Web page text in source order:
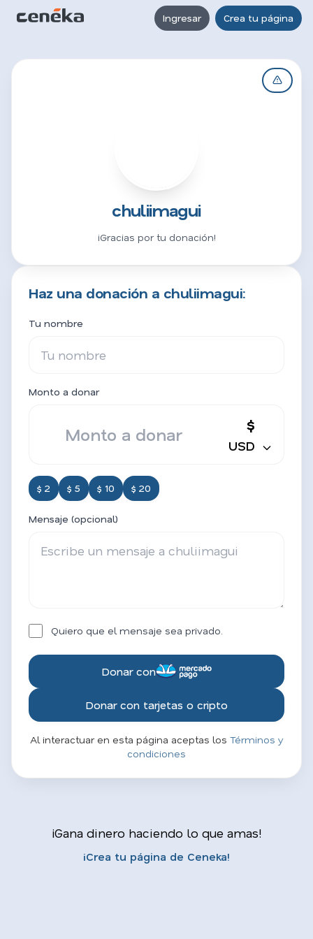
Ingresar Crea tu página
chuliimagui
¡Gracias por tu donación!
Haz una donación a chuliimagui:
Tu nombre
Monto a donar
$
USD
$ 2 $ 5 $ 10 $ 20
Mensaje (opcional)
Quiero que el mensaje sea privado.
Donar con
Donar con tarjetas o cripto
Al interactuar en esta página aceptas los Términos y
condiciones
¡Gana dinero haciendo lo que amas!
¡Crea tu página de Ceneka!